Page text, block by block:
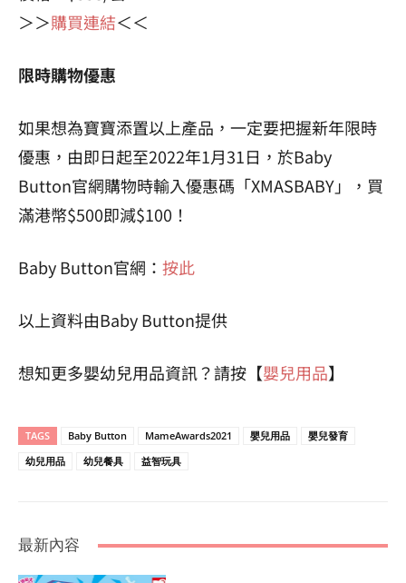
＞＞購買連結＜＜
限時購物優惠
如果想為寶寶添置以上產品，一定要把握新年限時
優惠，由即日起至2022年1月31日，於Baby
Button官網購物時輸入優惠碼「XMASBABY」，買
滿港幣$500即減$100！
Baby Button官網： 按此
以上資料由Baby Button提供
想知更多嬰幼兒用品資訊？請按【嬰兒用品】
TAGS Baby Button MameAwards2021 嬰兒用品
嬰兒發育
幼兒用品
幼兒餐具 益智玩具
最新內容